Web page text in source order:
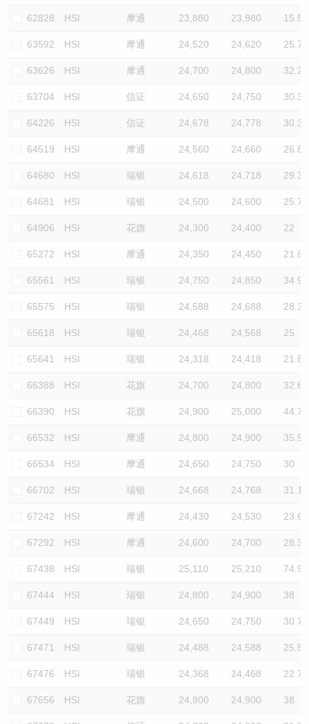
62828 HSI 摩通 23,880 23,980 15.5
63592 HSI 摩通 24,520 24,620 25.7
63626 HSI 摩通 24,700 24,800 32.2
63704 HSI 信证 24,650 24,750 30.3
64226 HSI 信证 24,678 24,778 30.3
64519 HSI 摩通 24,560 24,660 26.8
64680 HSI 瑞银 24,618 24,718 29.3
64681 HSI 瑞银 24,500 24,600 25.7
64906 HSI 花旗 24,300 24,400 22
65272 HSI 摩通 24,350 24,450 21.8
65561 HSI 瑞银 24,750 24,850 34.9
65575 HSI 瑞银 24,588 24,688 28.3
65618 HSI 瑞银 24,468 24,568 25
65641 HSI 瑞银 24,318 24,418 21.8
66388 HSI 花旗 24,700 24,800 32.6
66390 HSI 花旗 24,900 25,000 44.7
66532 HSI 摩通 24,800 24,900 35.9
66534 HSI 摩通 24,650 24,750 30
66702 HSI 瑞银 24,668 24,768 31.1
67242 HSI 摩通 24,430 24,530 23.6
67292 HSI 摩通 24,600 24,700 28.3
67438 HSI 瑞银 25,110 25,210 74.9
67444 HSI 瑞银 24,800 24,900 38
67449 HSI 瑞银 24,650 24,750 30.7
67471 HSI 瑞银 24,488 24,588 25.5
67476 HSI 瑞银 24,368 24,468 22.7
67656 HSI 花旗 24,800 24,900 38